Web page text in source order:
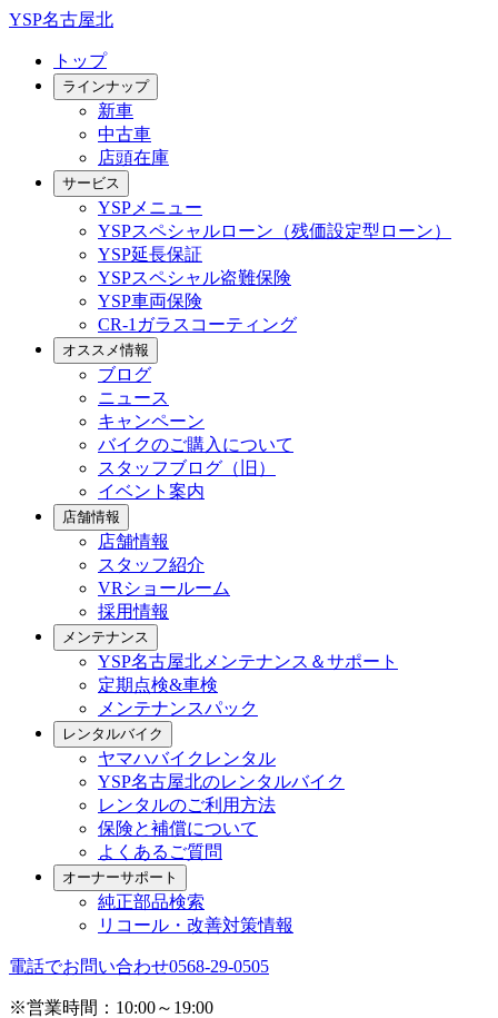
YSP名古屋北
トップ
ラインナップ
新車
中古車
店頭在庫
サービス
YSPメニュー
YSPスペシャルローン（残価設定型ローン）
YSP延長保証
YSPスペシャル盗難保険
YSP車両保険
CR-1ガラスコーティング
オススメ情報
ブログ
ニュース
キャンペーン
バイクのご購入について
スタッフブログ（旧）
イベント案内
店舗情報
店舗情報
スタッフ紹介
VRショールーム
採用情報
メンテナンス
YSP名古屋北メンテナンス＆サポート
定期点検&車検
メンテナンスパック
レンタルバイク
ヤマハバイクレンタル
YSP名古屋北のレンタルバイク
レンタルのご利用方法
保険と補償について
よくあるご質問
オーナーサポート
純正部品検索
リコール・改善対策情報
電話でお問い合わせ0568-29-0505
※営業時間：10:00～19:00